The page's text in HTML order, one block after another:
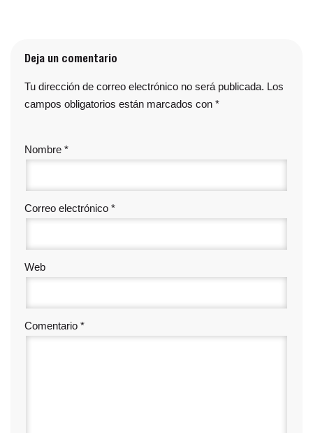
Deja un comentario
Tu dirección de correo electrónico no será publicada. Los
campos obligatorios están marcados con *
Nombre *
Correo electrónico *
Web
Comentario *